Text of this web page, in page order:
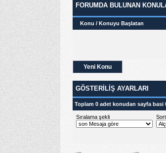
FORUMDA BULUNAN
Konu / Konuyu Başlatan
Yeni Konu
GÖSTERILIŞ AYARLARI
Toplam 0 adet konudan sayfa
Sıralama şekli